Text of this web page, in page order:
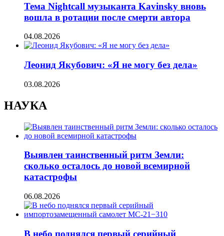
Тема Nightcall музыканта Kavinsky вновь
вошла в ротации после смерти автора
04.08.2026
Леонид Якубович: «Я не могу без дела»
03.08.2026
НАУКА
Выявлен таинственный ритм Земли:
сколько осталось до новой всемирной
катастрофы
06.08.2026
В небо поднялся первый серийный